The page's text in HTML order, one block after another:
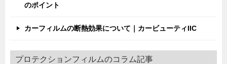
のポイント
カーフィルムの断熱効果について｜カービューティIIC
プロテクションフィルムのコラム記事